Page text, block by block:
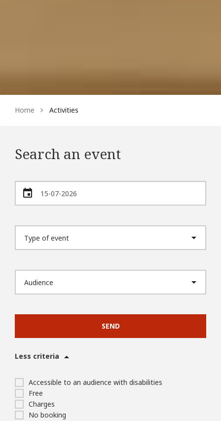
Home Activities
Search an event
SEND
Less criteria
Accessible to an audience with disabilities
Free
Charges
No booking